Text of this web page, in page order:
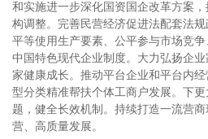
和实施进一步深化国资国企改革方案
构调整。完善民营经济促进法配套法
平等使用生产要素、公平参与市场竞
中国特色现代企业制度。大力弘扬企
家健康成长。推动平台企业和平台内
型分类精准帮扶个体工商户发展。下
题，健全长效机制。持续打造一流营
营、高质量发展。